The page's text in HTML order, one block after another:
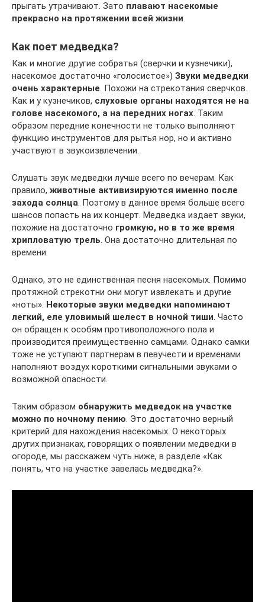
прыгать утрачивают. Зато плавают насекомые
прекрасно на протяжении всей жизни.
Как поет медведка?
Как и многие другие собратья (сверчки и кузнечики),
насекомое достаточно «голосистое») Звуки медведки
очень характерные. Похожи на стрекотания сверчков.
Как и у кузнечиков, слуховые органы находятся не на
голове насекомого, а на передних ногах. Таким
образом передние конечности не только выполняют
функцию инструментов для рытья нор, но и активно
участвуют в звукоизвлечении.
Слушать звук медведки лучше всего по вечерам. Как
правило, животные активизируются именно после
захода солнца. Поэтому в данное время больше всего
шансов попасть на их концерт. Медведка издает звуки,
похожие на достаточно громкую, но в то же время
хрипловатую трель. Она достаточно длительная по
времени.
Однако, это не единственная песня насекомых. Помимо
протяжной стрекотни они могут извлекать и другие
«ноты». Некоторые звуки медведки напоминают
легкий, еле уловимый шелест в ночной тиши. Часто
он обращен к особям противоположного пола и
производится преимущественно самцами. Однако самки
тоже не уступают партнерам в певучести и временами
наполняют воздух короткими сигнальными звуками о
возможной опасности.
Таким образом обнаружить медведок на участке
можно по ночному пению. Это достаточно верный
критерий для нахождения насекомых. О некоторых
других признаках, говорящих о появлении медведки в
огороде, мы расскажем чуть ниже, в разделе «Как
понять, что на участке завелась медведка?».